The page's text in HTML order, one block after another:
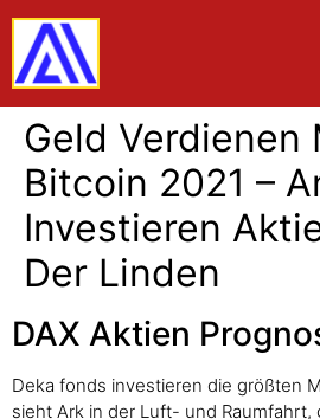
Geld Verdienen
Bitcoin 2021 –
Investieren
Der Linden
DAX Aktien
Deka fonds investieren die größten
sieht Ark in der Luft- und